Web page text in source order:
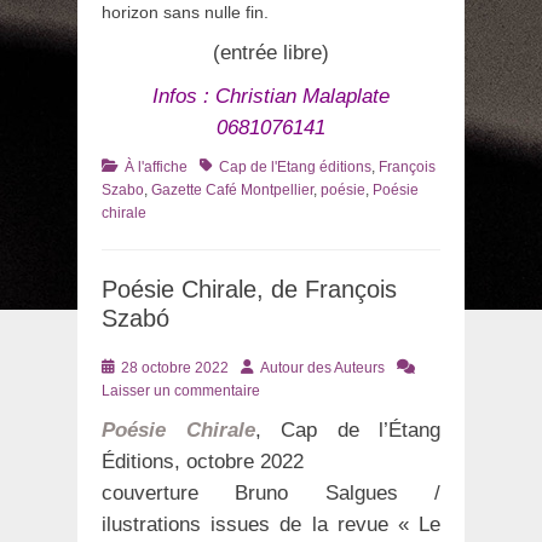
horizon sans nulle fin.
(entrée libre)
Infos : Christian Malaplate
0681076141
Catégories
À l'affiche TagsCap de l'Etang éditions, François
Szabo, Gazette Café Montpellier, poésie, Poésie
chirale
Poésie Chirale, de François
Szabó
Posté
le
28 octobre 2022 AuteurAutour des Auteurs
Laisser un commentaire
Poésie Chirale, Cap de l’Étang
Éditions, octobre 2022
couverture Bruno Salgues /
ilustrations issues de la revue « Le